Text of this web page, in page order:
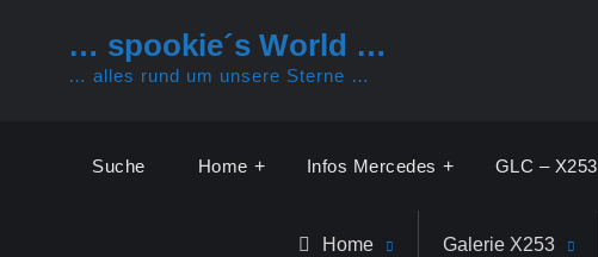
… spookie´s World …
… alles rund um unsere Sterne …
Suche Home Infos Mercedes GLC – X253
Home Galerie X253